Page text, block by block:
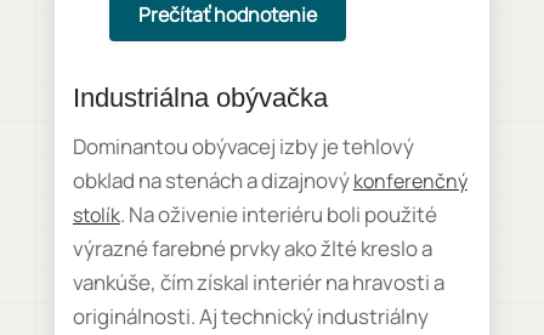
Prečítať hodnotenie
Industriálna obývačka
Dominantou obývacej izby je tehlový
obklad na stenách a dizajnovýkonferenčný
stolík. Na oživenie interiéru boli použité
výrazné farebné prvky ako žlté kreslo a
vankúše, čím získal interiér na hravosti a
originálnosti. Aj technický industriálny